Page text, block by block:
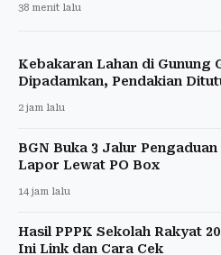
38 menit lalu
Kebakaran Lahan di Gunung
Dipadamkan, Pendakian
2 jam lalu
BGN Buka 3 Jalur
Lapor Lewat PO Box
14 jam lalu
Hasil PPPK Sekolah Rakyat
Ini Link dan Cara Cek